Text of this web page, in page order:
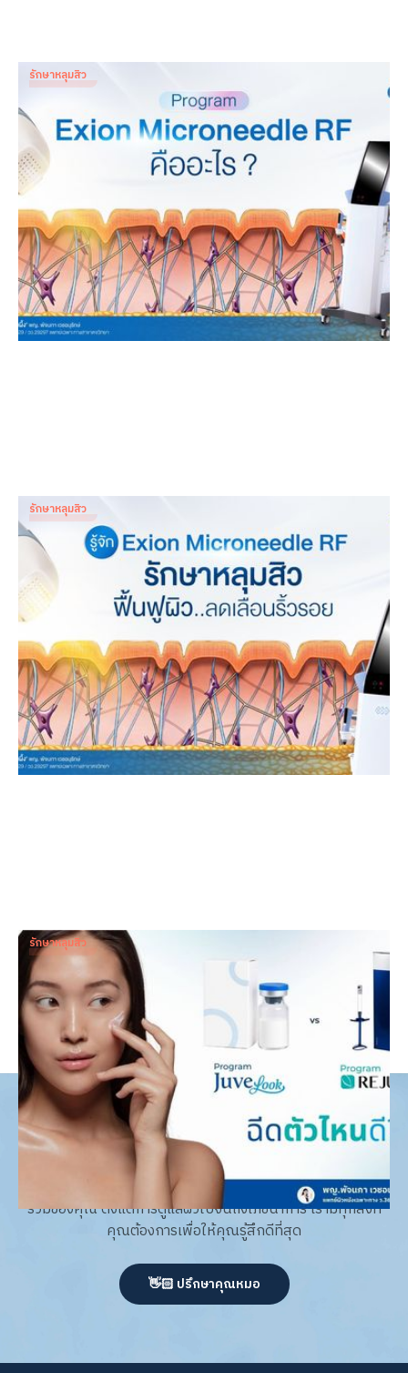
รักษาหลุมสิว
Exion Microneedle RF รักษาหลุมสิวตรงจุด ปลอดภัย ไม่
ต้องพักหน้า
Dr. Patnapa Vejanurug
Feb 12, 2026
รักษาหลุมสิว
รู้จัก Exion Microneedle RF: รักษาหลุมสิว ฟื้นฟูผิว ลด
เลือนริ้วรอย
Dr. Patnapa Vejanurug
รักษาหลุมสิว
เปรียบเทียบ juvelook vs rejuran ควรฉีดตัวไหน ช่วยอะไร
Dr. Patnapa Vejanurug
Sep 11, 2025
acne & acne scar expert
เรามีทรีตเมนต์หลากหลายที่ออกแบบมาเพื่อส่งเสริมสุขภาพโดย
รวมของคุณ ตั้งแต่การดูแลผิวไปจนถึงโภชนาการ เรามีทุกสิ่งที่
คุณต้องการเพื่อให้คุณรู้สึกดีที่สุด
👋🏻 ปรึกษาคุณหมอ